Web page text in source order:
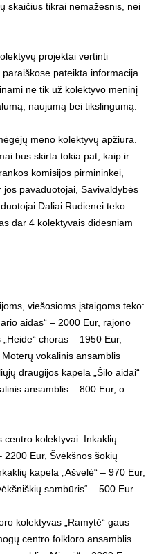
skaičius tikrai nemažesnis, nei
projektai vertinti
pateikta informacija.
ne tik už kolektyvo meninį
naujumą bei tikslingumą.
meno kolektyvų apžiūra.
bus skirta tokia pat, kaip ir
komisijos pirmininkei,
pavaduotojai, Savivaldybės
Daliai Rudienei teko
dar 4 kolektyvais didesniam
viešosioms įstaigoms teko:
aidas“ – 2000 Eur, rajono
choras – 1950 Eur,
vokalinis ansamblis
draugijos kapela „Šilo aidai“
ansamblis – 800 Eur, o
centro kolektyvai: Inkaklių
2200 Eur, Švėkšnos šokių
kapela „Ašvelė“ – 970 Eur,
sambūris“ – 500 Eur.
kolektyvas „Ramytė“ gaus
centro folkloro ansamblis